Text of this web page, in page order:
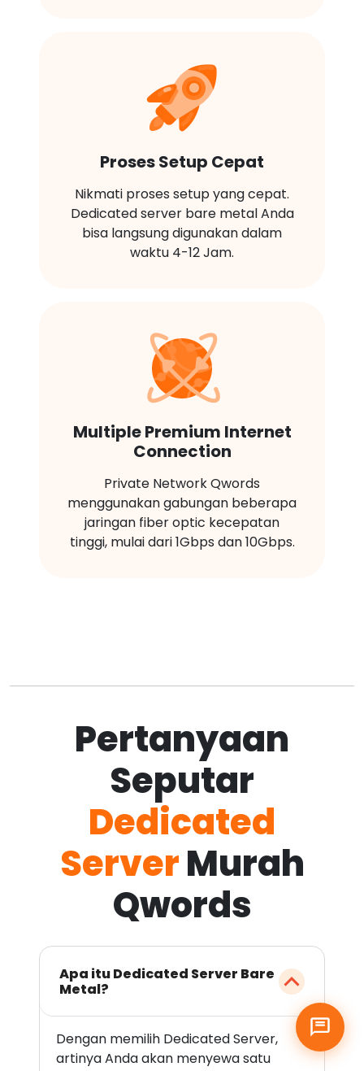
Proses Setup Cepat
Nikmati proses setup yang cepat.
Dedicated server bare metal Anda
bisa langsung digunakan dalam
waktu 4-12 Jam.
Multiple Premium Internet
Connection
Private Network Qwords
menggunakan gabungan beberapa
jaringan fiber optic kecepatan
tinggi, mulai dari 1Gbps dan 10Gbps.
Pertanyaan
Seputar
Dedicated
ServerMurah
Qwords
Apa itu Dedicated Server Bare
Metal?
Dengan memilih Dedicated Server,
artinya Anda akan menyewa satu